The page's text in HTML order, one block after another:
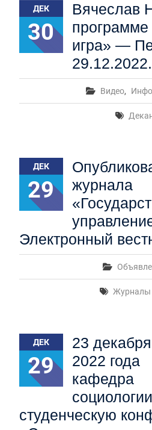
ДЕК
30
Вячеслав
игра» —
Видео,
ДЕК
29
журнала
Электронный
Журналы
ДЕК
29
23 декабря
2022 года
кафедра
студенческую